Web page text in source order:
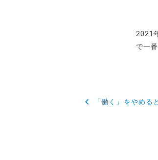
2021
で一
投
「働く」をやめる